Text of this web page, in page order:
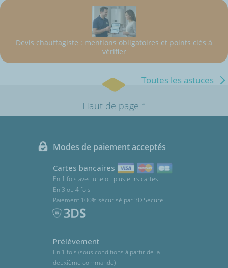
Devis chauffagiste : mentions obligatoires et points clés à
vérifier
Toutes les astuces
Haut de page ↑
Modes de paiement acceptés
Cartes bancaires
En 1 fois avec une ou plusieurs cartes
En 3 ou 4 fois
Paiement 100% sécurisé par 3D Secure
Prélèvement
En 1 fois (sous conditions à partir de la
deuxième commande)